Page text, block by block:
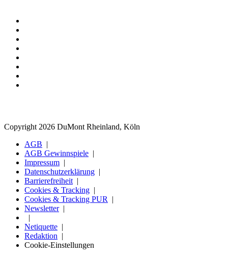
Copyright 2026 DuMont Rheinland, Köln
AGB
AGB Gewinnspiele
Impressum
Datenschutzerklärung
Barrierefreiheit
Cookies & Tracking
Cookies & Tracking PUR
Newsletter
Netiquette
Redaktion
Cookie-Einstellungen